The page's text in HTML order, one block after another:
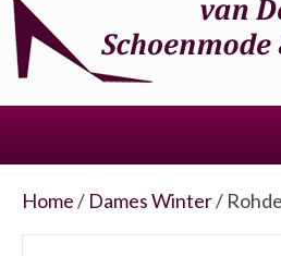
Home/ Dames Winter/